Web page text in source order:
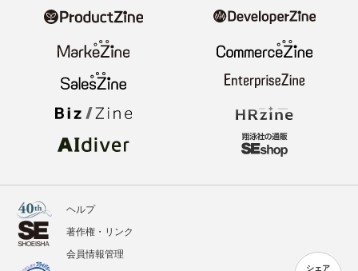
シェア
ヘルプ
著作権・リンク
会員情報管理